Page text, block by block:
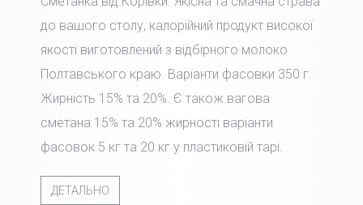
до вашого столу, калорійний продукт високої
якості виготовлений з відбірного молоко
Полтавського краю. Варіанти фасовки 350 г.
Жирність 15% та 20%. Є також вагова
сметана 15% та 20% жирності варіанти
фасовок 5 кг та 20 кг у пластиковій тарі.
ДЕТАЛЬНО